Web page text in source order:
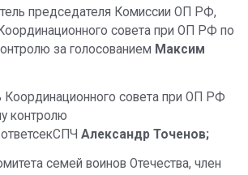
председателя Комиссии ОП РФ,
совета при ОП РФ по
за голосованием Максим
Координационного совета при ОП РФ
контролю
Александр Точенов;
семей воинов Отечества, член